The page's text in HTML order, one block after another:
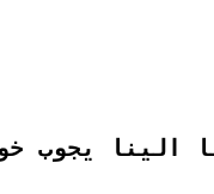
الينا يجوب